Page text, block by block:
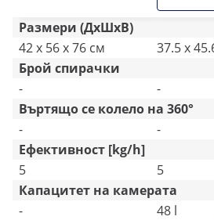
Размери (ДxШxВ)
42 x 56 x 76 см
37.5 x
Брой спирачки
-
-
Въртящо се колело на 360°
-
-
Ефективност [kg/h]
5
5
Капацитет на камерата
-
48 l